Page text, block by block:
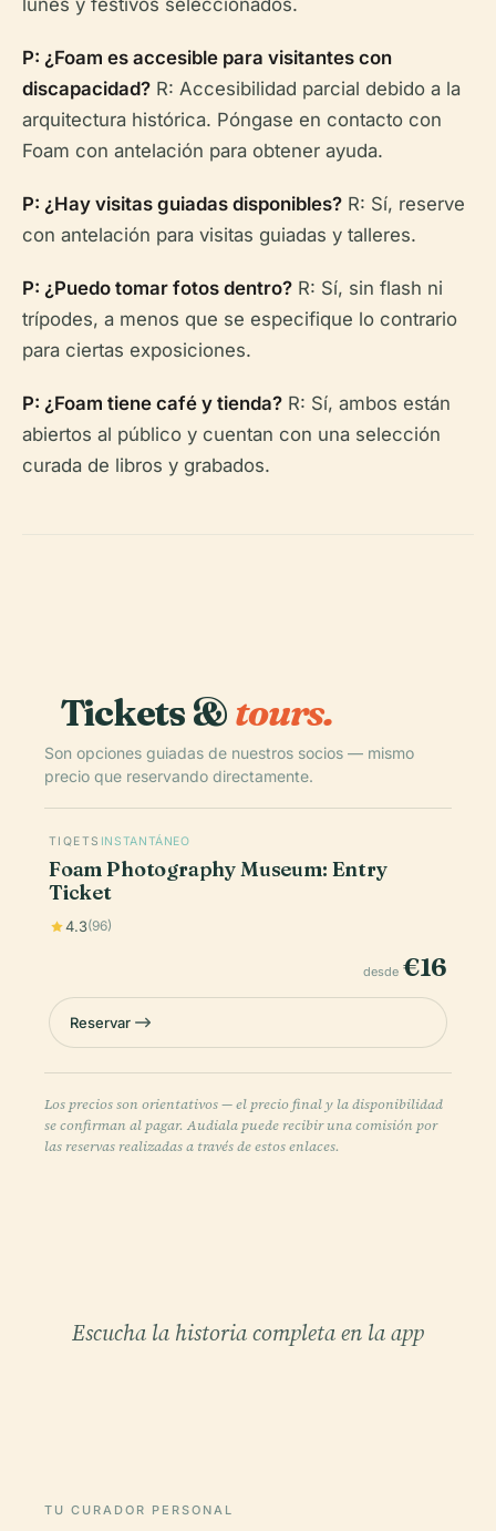
lunes y festivos seleccionados.
P: ¿Foam es accesible para visitantes con
discapacidad? R: Accesibilidad parcial debido a la
arquitectura histórica. Póngase en contacto con
Foam con antelación para obtener ayuda.
P: ¿Hay visitas guiadas disponibles? R: Sí, reserve
con antelación para visitas guiadas y talleres.
P: ¿Puedo tomar fotos dentro? R: Sí, sin flash ni
trípodes, a menos que se especifique lo contrario
para ciertas exposiciones.
P: ¿Foam tiene café y tienda? R: Sí, ambos están
abiertos al público y cuentan con una selección
curada de libros y grabados.
Tickets &tours.
Son opciones guiadas de nuestros socios — mismo
precio que reservando directamente.
TIQETS INSTANTÁNEO
Foam Photography Museum: Entry
Ticket
4.3(96)
desde €16
Reservar
Los precios son orientativos — el precio final y la disponibilidad
se confirman al pagar. Audiala puede recibir una comisión por
las reservas realizadas a través de estos enlaces.
Escucha la historia completa en la app
TU CURADOR PERSONAL